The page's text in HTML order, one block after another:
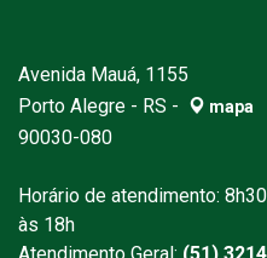
Avenida Mauá, 1155
Porto Alegre - RS -
mapa
90030-080
Horário de atendimento:
às 18h